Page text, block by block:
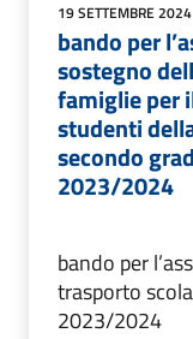
19 SETTEMBRE 2024
bando per
sostegno
famiglie per
studenti
secondo
2023/2024
bando per
trasporto
2023/2024